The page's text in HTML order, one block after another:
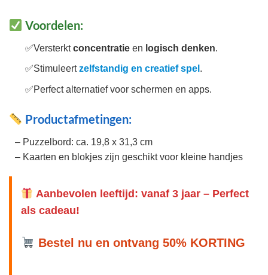
Voordelen:
Versterktconcentratieen logisch denken.
Stimuleertzelfstandig en creatief spel .
Perfect alternatief voor schermen en apps.
Productafmetingen:
– Puzzelbord: ca. 19,8 x 31,3 cm
– Kaarten en blokjes zijn geschikt voor kleine handjes
Aanbevolen leeftijd: vanaf 3 jaar – Perfect
als cadeau!
Bestel nu en ontvang 50% KORTING